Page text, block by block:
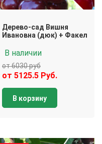
Дерево-сад Вишня
Ивановна (дюк) + Факел
В наличии
от 6030 руб
от 5125.5 Руб.
В корзину